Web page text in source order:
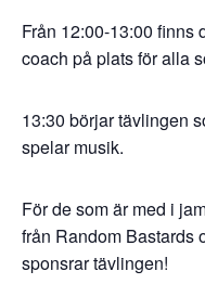
Från 12:00-13:00 finns
coach på plats för alla
13:30 börjar tävlingen
spelar musik.
För de som är med i
från Random Bastards
sponsrar tävlingen!